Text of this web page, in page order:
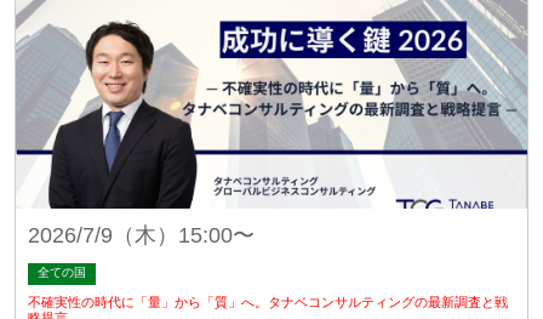
2026/7/9（木）15:00〜
全ての国
不確実性の時代に「量」から「質」へ。タナベコンサルティングの最新調査と戦